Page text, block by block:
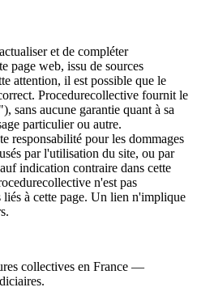
et de compléter
page web, issu de sources
attention, il est possible que le
Procedurecollective fournit le
sans aucune garantie quant à sa
particulier ou autre.
responsabilité pour les dommages
par l'utilisation du site, ou par
indication contraire dans cette
n'est pas
liés à cette page. Un lien n'implique
collectives en France —